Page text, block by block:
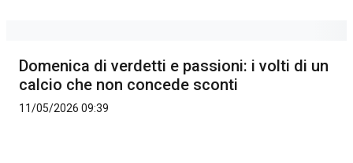
Domenica di verdetti e passioni: i volti di un
calcio che non concede sconti
11/05/2026 09:39